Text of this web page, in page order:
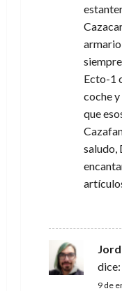
Ecto-1
coche
que
saludo,
dice:
9 de